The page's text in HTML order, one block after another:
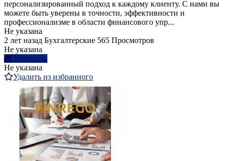
персонализированный подход к каждому клиенту. С нами вы
можете быть уверены в точности, эффективности и
профессионализме в области финансового упр...
Не указана
2 лет назад Бухгалтерские 565 Просмотров
Не указана
Написать
Не указана
Удалить из избранного